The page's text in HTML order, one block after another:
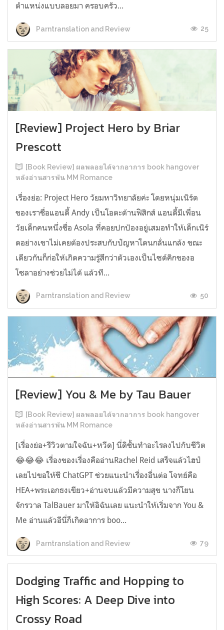
ตำแหน่งแบบลอยมา ครอบครัว...
Parntranslation and Review 25
[Review] Project Hero by Briar
Prescott
[Book Review] ผลพลอยได้จากอาการ book hangover
หลังอ่านสารพัน MM Romance
เรื่องย่อ: Project Hero วัยมหาวิทยาลัยค่ะ โดยหนุ่มเนิร์ด
ของเราชื่อแอนดี้ Andy เป็นโอตะด้านฟิสิกส์ แอนดี้มีเพื่อน
วัยเด็กคนหนึ่งชื่อ Asola ที่คอยปกป้องอยู่เสมอทำให้เด็กเนิร์
ดอย่างเขาไม่เคยต้องประสบกับปัญหาโดนกลั่นแกล้ง ขณะ
เดียวกันก็ก่อให้เกิดความรู้สึกว่าตัวเองเป็นไซด์คิกของอ
โซลาอย่างช่วยไม่ได้ แล้วที...
Parntranslation and Review 50
[Review] You & Me by Tau Bauer
[Book Review] ผลพลอยได้จากอาการ book hangover
หลังอ่านสารพัน MM Romance
[เรื่องย่อ+รีวิวตามใจฉัน+หวีด] นี่ดิชั้นทำอะไรลงไปกับชีวิต
😂😂😂 เรื่องของเรื่องคืออ่านRachel Reid เสร็จแล้วไฮป์
เลยไปขอให้ชี ChatGPT ช่วยแนะนำเรื่องอื่นต่อ โจทย์คือ
HEA+พระเอกธงเขียว+อ่านจบแล้วมีความสุข นางก็โยน
จักรวาล TalBauer มาให้อิฉันเลย แนะนำให้เริ่มจาก You &
Me อ่านแล้วอีนี่ก็เกิดอาการ boo...
Parntranslation and Review 79
Dodging Traffic and Hopping to
High Scores: A Deep Dive into
Crossy Road